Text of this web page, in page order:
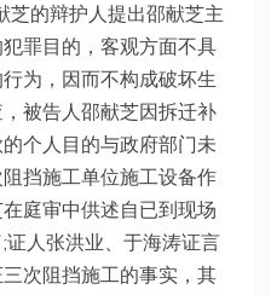
芝的辩护人提出邵献芝主
罪目的，客观方面不具
为，因而不构成破坏生
被告人邵献芝因拆迁补
个人目的与政府部门未
挡施工单位施工设备作
庭审中供述自已到现场
人张洪业、于海涛证言
次阻挡施工的事实，其